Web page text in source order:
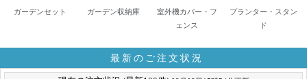
ガーデンセット ガーデン収納庫
室外機カバー・フ
ェンス
プランター・スタン
ド
最新のご注文状況